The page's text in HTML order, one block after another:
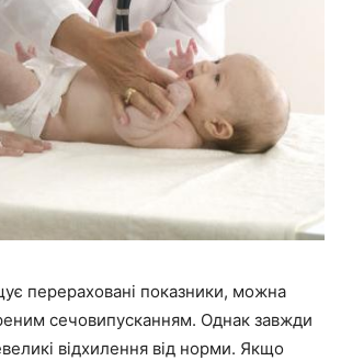
перераховані показники, можна
сечовипусканням. Однак завжди
відхилення від норми. Якщо